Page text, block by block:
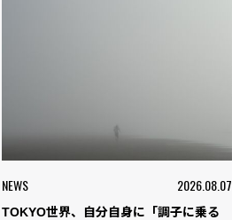
NEWS 2026.08.07
TOKYO世界、自分自身に「調子に乗る